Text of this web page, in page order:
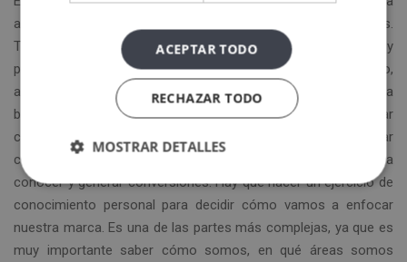
aparición de Internet y el auge de las redes sociales.
Tradicionalmente, la forma de crear una marca personal y
posicionarse era a través del entorno: compañeros de trabajo,
amigos, amigos de amigos y familiares. Reinaba el “boca a
boca”. En la actualidad, tener un perfil en redes sociales, crear
contenido de interés para la audiencia e interactuar
constantemente con el público es la mejor forma de darse a
conocer y generar conversiones. Hay que hacer un ejercicio de
conocimiento personal para decidir cómo vamos a enfocar
nuestra marca. Es una de las partes más complejas, ya que es
muy importante saber cómo somos, en qué áreas somos
ACEPTAR TODO
RECHAZAR TODO
MOSTRAR DETALLES